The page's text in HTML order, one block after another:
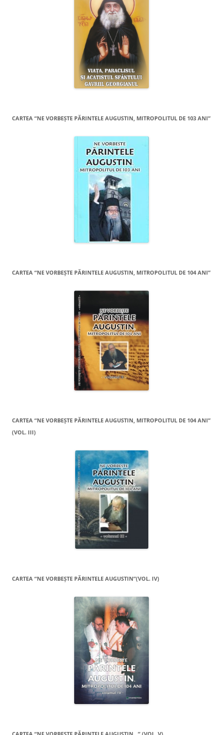
CARTEA “NE VORBEŞTE PĂRINTELE AUGUSTIN, MITROPOLITUL DE 103 ANI”
CARTEA “NE VORBEŞTE PĂRINTELE AUGUSTIN, MITROPOLITUL DE 104 ANI”
CARTEA “NE VORBEŞTE PĂRINTELE AUGUSTIN, MITROPOLITUL DE 104 ANI”
(VOL. III)
CARTEA “NE VORBEŞTE PĂRINTELE AUGUSTIN”(VOL. IV)